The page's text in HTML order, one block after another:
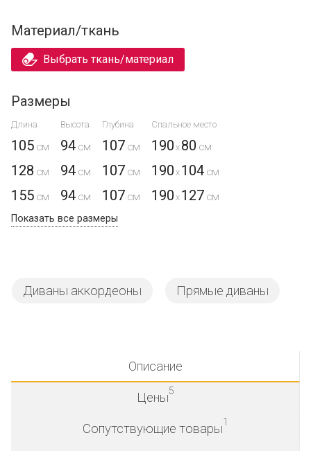
Материал/ткань
Выбрать ткань/материал
Размеры
Длина Высота Глубина Спальное место
105 94 107 190 x 80
128
94 107 190 x 104
155
94 107 190 x 127
Показать все размеры
Диваны аккордеоны Прямые диваны
Описание
Цены5
Сопутствующие товары1